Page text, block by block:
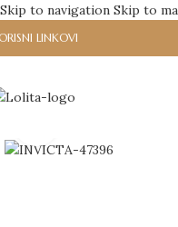
Skip to navigation Skip to
LINKOVI